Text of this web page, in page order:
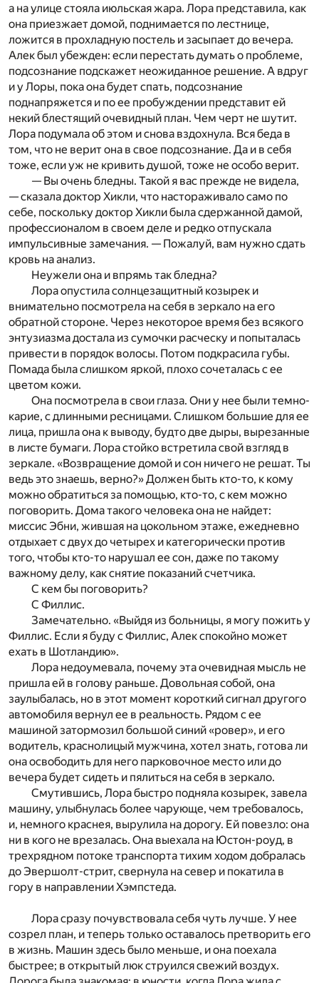
а на улице стояла июльская жара. Лора представила, как
она приезжает домой, поднимается по лестнице,
ложится в прохладную постель и засыпает до вечера.
Алек был убежден: если перестать думать о проблеме,
подсознание подскажет неожиданное решение. А вдруг
и у Лоры, пока она будет спать, подсознание
поднапряжется и по ее пробуждении представит ей
некий блестящий очевидный план. Чем черт не шутит.
Лора подумала об этом и снова вздохнула. Вся беда в
том, что не верит она в свое подсознание. Да и в себя
тоже, если уж не кривить душой, тоже не особо верит.
— Вы очень бледны. Такой я вас прежде не видела,
— сказала доктор Хикли, что настораживало само по
себе, поскольку доктор Хикли была сдержанной дамой,
профессионалом в своем деле и редко отпускала
импульсивные замечания. — Пожалуй, вам нужно сдать
кровь на анализ.
Неужели она и впрямь так бледна?
Лора опустила солнцезащитный козырек и
внимательно посмотрела на себя в зеркало на его
обратной стороне. Через некоторое время без всякого
энтузиазма достала из сумочки расческу и попыталась
привести в порядок волосы. Потом подкрасила губы.
Помада была слишком яркой, плохо сочеталась с ее
цветом кожи.
Она посмотрела в свои глаза. Они у нее были темно-
карие, с длинными ресницами. Слишком большие для ее
лица, пришла она к выводу, будто две дыры, вырезанные
в листе бумаги. Лора стойко встретила свой взгляд в
зеркале. «Возвращение домой и сон ничего не решат. Ты
ведь это знаешь, верно?» Должен быть кто-то, к кому
можно обратиться за помощью, кто-то, с кем можно
поговорить. Дома такого человека она не найдет:
миссис Эбни, жившая на цокольном этаже, ежедневно
отдыхает с двух до четырех и категорически против
того, чтобы кто-то нарушал ее сон, даже по такому
важному делу, как снятие показаний счетчика.
С кем бы поговорить?
С Филлис.
Замечательно. «Выйдя из больницы, я могу пожить у
Филлис. Если я буду с Филлис, Алек спокойно может
ехать в Шотландию».
Лора недоумевала, почему эта очевидная мысль не
пришла ей в голову раньше. Довольная собой, она
заулыбалась, но в этот момент короткий сигнал другого
автомобиля вернул ее в реальность. Рядом с ее
машиной затормозил большой синий «ровер», и его
водитель, краснолицый мужчина, хотел знать, готова ли
она освободить для него парковочное место или до
вечера будет сидеть и пялиться на себя в зеркало.
Смутившись, Лора быстро подняла козырек, завела
машину, улыбнулась более чарующе, чем требовалось,
и, немного краснея, вырулила на дорогу. Ей повезло: она
ни в кого не врезалась. Она выехала на Юстон-роуд, в
трехрядном потоке транспорта тихим ходом добралась
до Эвершолт-стрит, свернула на север и покатила в
гору в направлении Хэмпстеда.
Лора сразу почувствовала себя чуть лучше. У нее
созрел план, и теперь только оставалось претворить его
в жизнь. Машин здесь было меньше, и она поехала
быстрее; в открытый люк струился свежий воздух.